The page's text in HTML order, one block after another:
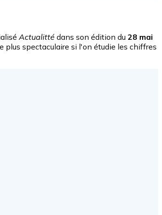
Actualitté dans son édition du 28 mai
plus spectaculaire si l'on étudie les chiffres